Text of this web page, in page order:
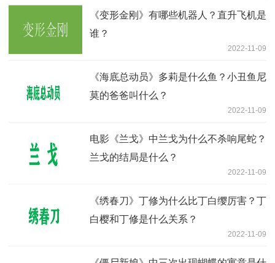
《变形金刚》有哪些机器人？直升飞机是
谁？
2022-11-09
《海底总动员》多莉是什么鱼？小丑鱼尼
莫的爸爸叫什么？
2022-11-09
电影《兰戈》中兰戈为什么不杀响尾蛇？
兰戈的结局是什么？
2022-11-09
《绣春刀》丁修为什么比丁白缨厉害？丁
白樱和丁修是什么关系？
2022-11-09